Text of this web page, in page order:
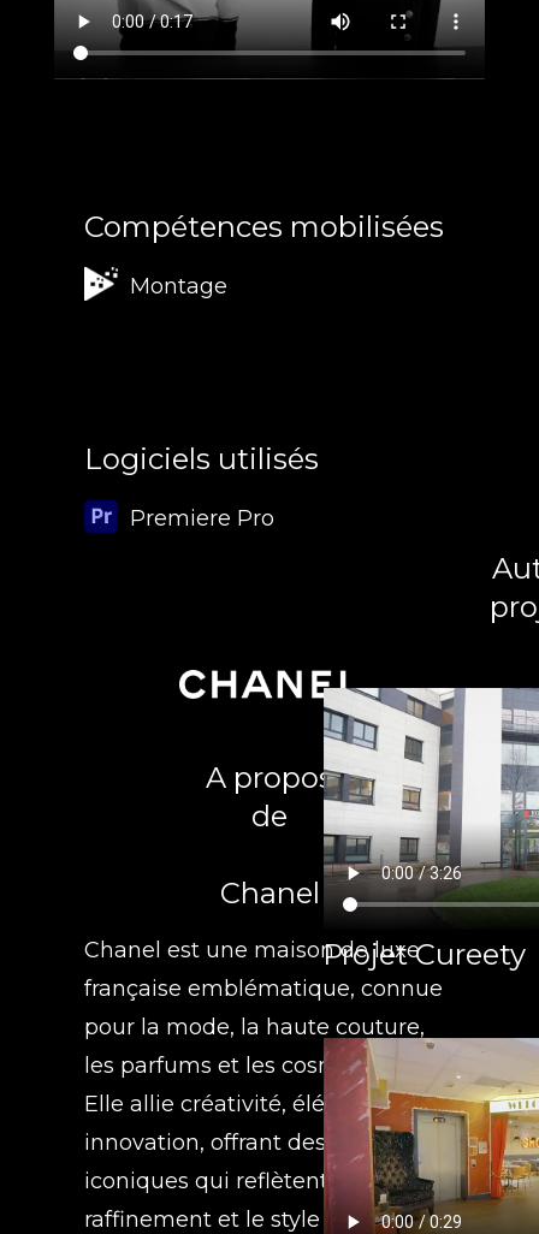
Compétences mobilisées
Montage
Logiciels utilisés
Premiere Pro
A propos
de
Chanel
Chanel est une maison de luxe
française emblématique, connue
pour la mode, la haute couture,
les parfums et les cosmétiques.
Elle allie créativité, élégance et
innovation, offrant des produits
iconiques qui reflètent le
raffinement et le style intemporel
Projet Cureety